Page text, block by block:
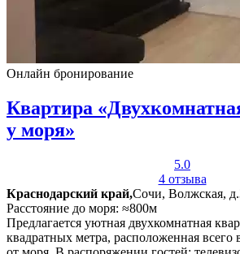
Онлайн бронирование
Квартира
у моря»
5.0
4 отзыва
Краснодарский край,Сочи, Волжская,
Расстояние до моря: ≈800м
Предлагается уютная двухкомнатная
квадратных метра, расположенная всего